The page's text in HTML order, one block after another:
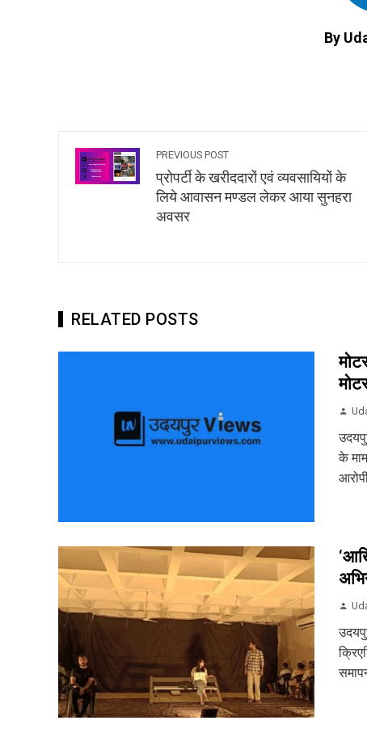
By
PREVIOUS POST
प्रोपर्टी के खरीददारों एवं व्यवसायियों के
लिये आवासन मण्डल लेकर आया सुनहरा
अवसर
RELATED POSTS
के